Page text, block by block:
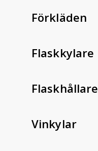
Förkläden
Flaskkylare
Flaskhållare
Vinkylar